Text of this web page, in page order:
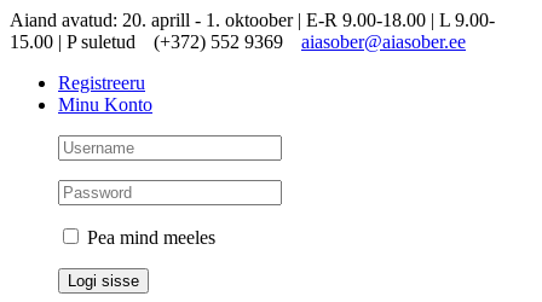
Skip
to
Aiand avatud: 20. aprill - 1. oktoober | E-R 9.00-18.00 | L 9.00-
15.00 | P suletud
(+372) 552 9369
aiasober@aiasober.ee
Registreeru
Minu Konto
Pea mind meeles